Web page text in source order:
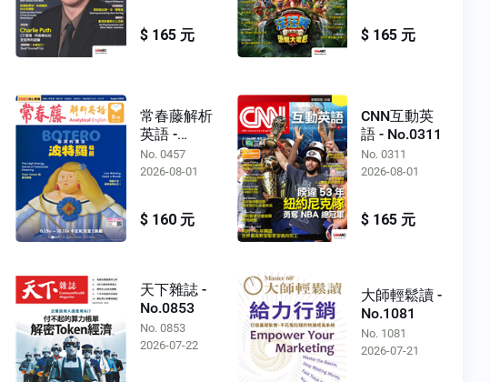
$ 165 元 $ 165 元
常春藤解析
英語 -
No.0457
No. 0457
2026-08-01
$ 160 元
CNN互動英
語 - No.0311
No. 0311
2026-08-01
$ 165 元
天下雜誌 -
No.0853
No. 0853
2026-07-22
大師輕鬆讀 -
No.1081
No. 1081
2026-07-21